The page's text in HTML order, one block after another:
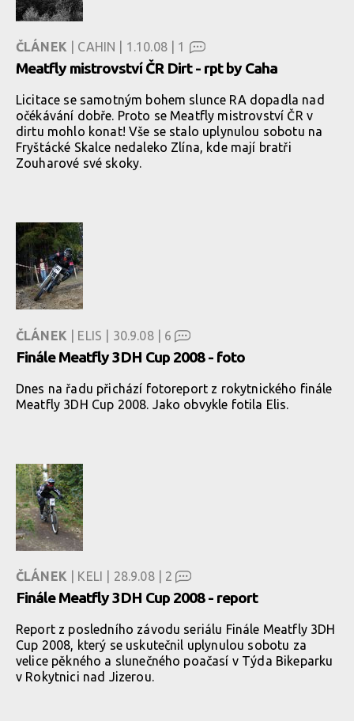
ČLÁNEK | CAHIN | 1.10.08 | 1
Meatfly mistrovství ČR Dirt - rpt by Caha
Licitace se samotným bohem slunce RA dopadla nad
očékávání dobře. Proto se Meatfly mistrovství ČR v
dirtu mohlo konat! Vše se stalo uplynulou sobotu na
Fryštácké Skalce nedaleko Zlína, kde mají bratři
Zouharové své skoky.
ČLÁNEK | ELIS | 30.9.08 | 6
Finále Meatfly 3DH Cup 2008 - foto
Dnes na řadu přichází fotoreport z rokytnického finále
Meatfly 3DH Cup 2008. Jako obvykle fotila Elis.
ČLÁNEK | KELI | 28.9.08 | 2
Finále Meatfly 3DH Cup 2008 - report
Report z posledního závodu seriálu Finále Meatfly 3DH
Cup 2008, který se uskutečnil uplynulou sobotu za
velice pěkného a slunečného poačasí v Týda Bikeparku
v Rokytnici nad Jizerou.